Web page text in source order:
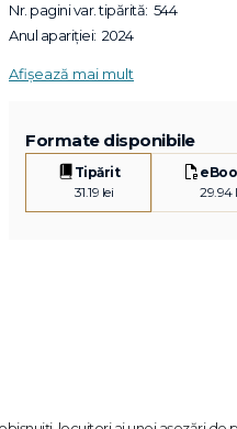
Nr. pagini var. tipărită: 544
Anul apariției: 2024
Afișează mai mult
Formate disponibile
Tipărit
31.19 lei
29.94